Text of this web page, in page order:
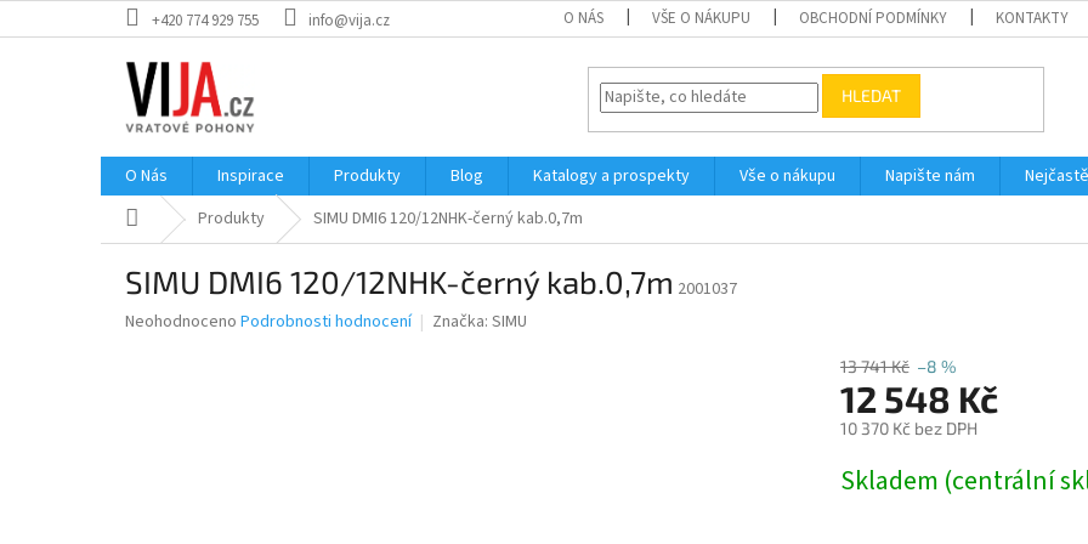
na
+420 774 929 755 info@vija.cz O NÁS VŠE O NÁKUPU OBCHODNÍ PODMÍNKY KONTAKTY
HLEDAT
O Nás Inspirace Produkty Blog Katalogy a prospekty Vše o nákupu Napište nám
Domů Produkty SIMU DMI6 120/12NHK-černý kab.0,7m
SIMU DMI6 120/12NHK-černý kab.0,7m 2001037
Průměrné
Neohodnoceno Podrobnosti hodnocení Značka: SIMU
13 741 Kč –8 %
12 548 Kč
10 370 Kč bez DPH
cena:
Skladem (centrální